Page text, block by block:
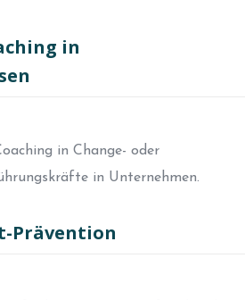
in
in Change- oder
in Unternehmen.
Prävention